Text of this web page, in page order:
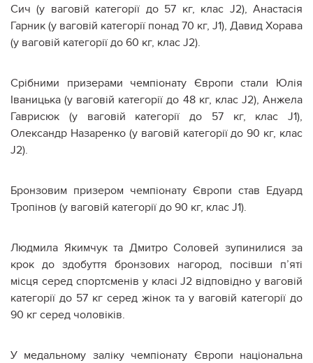
Сич (у ваговій категорії до 57 кг, клас J2), Анастасія
Гарник (у ваговій категорії понад 70 кг, J1), Давид Хорава
(у ваговій категорії до 60 кг, клас J2).
Срібними призерами чемпіонату Європи стали Юлія
Іваницька (у ваговій категорії до 48 кг, клас J2), Анжела
Гаврисюк (у ваговій категорії до 57 кг, клас J1),
Олександр Назаренко (у ваговій категорії до 90 кг, клас
J2).
Бронзовим призером чемпіонату Європи став Едуард
Тропінов (у ваговій категорії до 90 кг, клас J1).
Людмила Якимчук та Дмитро Соловей зупинилися за
крок до здобуття бронзових нагород, посівши п’яті
місця серед спортсменів у класі J2 відповідно у ваговій
категорії до 57 кг серед жінок та у ваговій категорії до
90 кг серед чоловіків.
У медальному заліку чемпіонату Європи національна